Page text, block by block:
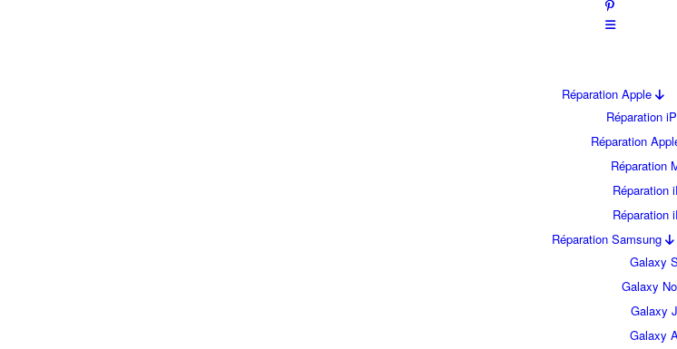
Réparation Apple
Réparation
Réparation
Réparation
Réparation
Réparation
Réparation Samsung
Galaxy S
Galaxy
Galaxy J
Galaxy A